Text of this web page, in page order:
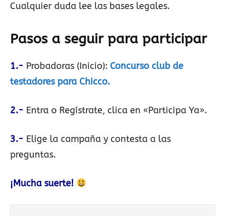
Cualquier duda lee las bases legales.
Pasos a seguir para participar
1.- Probadoras (Inicio): Concurso club de
testadores para Chicco.
2.- Entra o Regístrate, clica en «Participa Ya».
3.- Elige la campaña y contesta a las
preguntas.
¡Mucha suerte!